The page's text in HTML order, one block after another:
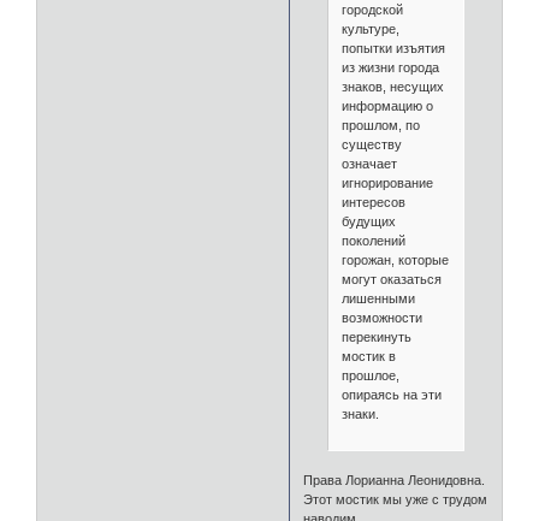
городской
культуре,
попытки изъятия
из жизни города
знаков, несущих
информацию о
прошлом, по
существу
означает
игнорирование
интересов
будущих
поколений
горожан, которые
могут оказаться
лишенными
возможности
перекинуть
мостик в
прошлое,
опираясь на эти
знаки.
Права Лорианна Леонидовна.
Этот мостик мы уже с трудом